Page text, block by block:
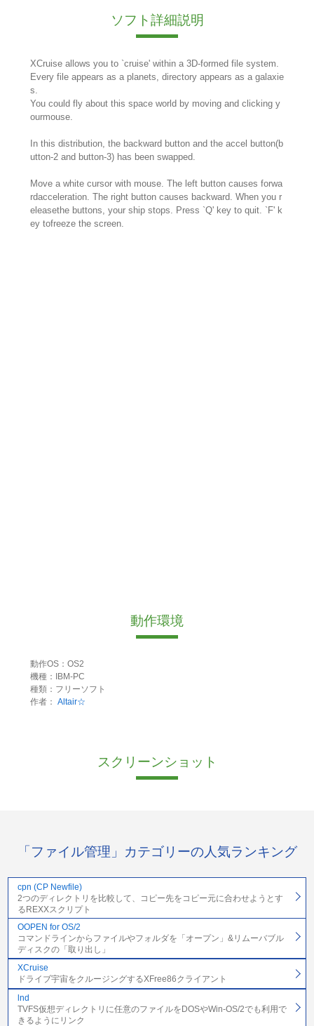
ソフト詳細説明
XCruise allows you to `cruise' within a 3D-formed file system.
Every file appears as a planets, directory appears as a galaxie
s.
You could fly about this space world by moving and clicking y
ourmouse.
In this distribution, the backward button and the accel button(b
utton-2 and button-3) has been swapped.
Move a white cursor with mouse. The left button causes forwa
rdacceleration. The right button causes backward. When you r
eleasethe buttons, your ship stops. Press `Q' key to quit. `F' k
ey tofreeze the screen.
動作環境
動作OS：OS2
機種：IBM-PC
種類：フリーソフト
作者： Altair☆
スクリーンショット
「ファイル管理」カテゴリーの人気ランキング
cpn (CP Newfile)
2つのディレクトリを比較して、コピー先をコピー元に合わせようとす
るREXXスクリプト
OOPEN for OS/2
コマンドラインからファイルやフォルダを「オープン」&リムーバブル
ディスクの「取り出し」
XCruise
ドライブ宇宙をクルージングするXFree86クライアント
lnd
TVFS仮想ディレクトリに任意のファイルをDOSやWin-OS/2でも利用で
きるようにリンク